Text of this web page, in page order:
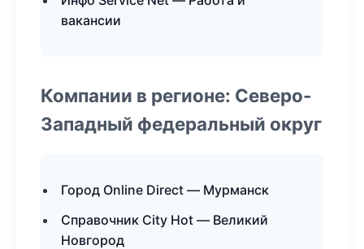
вакансии
Компании в регионе: Северо-
Западный федеральный округ
Город Online Direct — Мурманск
Справочник City Hot — Великий
Новгород